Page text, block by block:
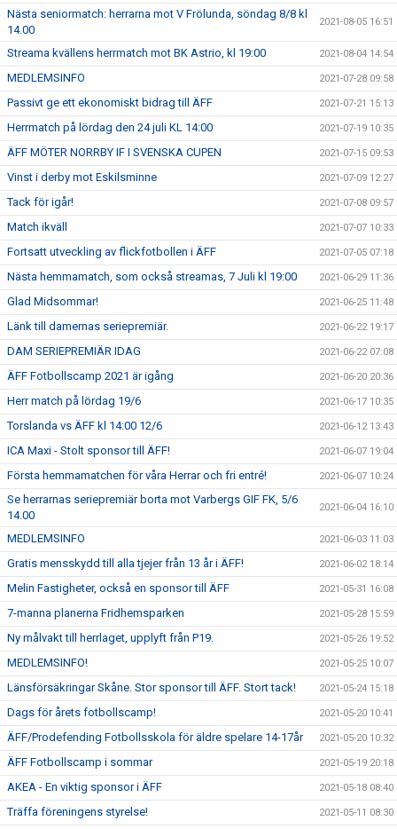
Nästa seniormatch: herrarna mot V Frölunda, söndag 8/8 kl
14.00
2021-08-05 16:51
Streama kvällens herrmatch mot BK Astrio, kl 19:00 2021-08-04 14:54
MEDLEMSINFO 2021-07-28 09:58
Passivt ge ett ekonomiskt bidrag till ÄFF 2021-07-21 15:13
Herrmatch på lördag den 24 juli KL 14:00 2021-07-19 10:35
ÄFF MÖTER NORRBY IF I SVENSKA CUPEN 2021-07-15 09:53
Vinst i derby mot Eskilsminne 2021-07-09 12:27
Tack för igår! 2021-07-08 09:57
Match ikväll 2021-07-07 10:33
Fortsatt utveckling av flickfotbollen i ÄFF 2021-07-05 07:18
Nästa hemmamatch, som också streamas, 7 Juli kl 19:00 2021-06-29 11:36
Glad Midsommar! 2021-06-25 11:48
Länk till damernas seriepremiär. 2021-06-22 19:17
DAM SERIEPREMIÄR IDAG 2021-06-22 07:08
ÄFF Fotbollscamp 2021 är igång 2021-06-20 20:36
Herr match på lördag 19/6 2021-06-17 10:35
Torslanda vs ÄFF kl 14:00 12/6 2021-06-12 13:43
ICA Maxi - Stolt sponsor till ÄFF! 2021-06-07 19:04
Första hemmamatchen för våra Herrar och fri entré! 2021-06-07 10:24
Se herrarnas seriepremiär borta mot Varbergs GIF FK, 5/6
14.00
2021-06-04 16:10
MEDLEMSINFO 2021-06-03 11:03
Gratis mensskydd till alla tjejer från 13 år i ÄFF! 2021-06-02 18:14
Melin Fastigheter, också en sponsor till ÄFF 2021-05-31 16:08
7-manna planerna Fridhemsparken 2021-05-28 15:59
Ny målvakt till herrlaget, upplyft från P19. 2021-05-26 19:52
MEDLEMSINFO! 2021-05-25 10:07
Länsförsäkringar Skåne. Stor sponsor till ÄFF. Stort tack! 2021-05-24 15:18
Dags för årets fotbollscamp! 2021-05-20 10:41
ÄFF/Prodefending Fotbollsskola för äldre spelare 14-17år 2021-05-20 10:32
ÄFF Fotbollscamp i sommar 2021-05-19 20:18
AKEA - En viktig sponsor i ÄFF 2021-05-18 08:40
Träffa föreningens styrelse! 2021-05-11 08:30